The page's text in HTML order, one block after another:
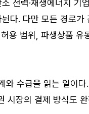
전력·재생에너지 기
다. 다만 모든 경로가
용 범위, 파생상품 유
와 수급을 읽는 일이다.
시장의 결제 방식도